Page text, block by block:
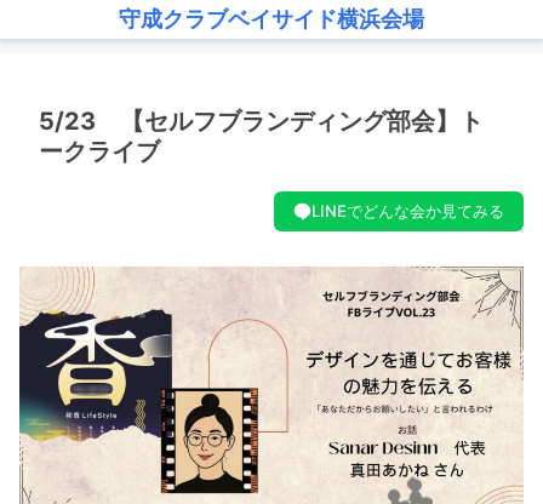
守成クラブベイサイド横浜会場
5/23 【セルフブランディング部会】ト
ークライブ
LINEでどんな会か見てみる